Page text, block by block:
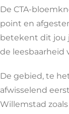
De CTA-
point en
betekent dit jou
de leesbaarheid
De gebied, te
afwisselend
Willemstad